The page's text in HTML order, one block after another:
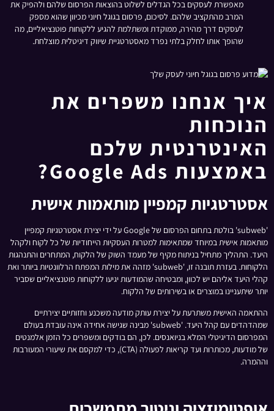
שהופך אותו לחלק בלתי נפרד מאסטרטגיית שיווק דיגיטלית מוצלחת.
איך אנחנו משפרים את
הנוכחות
האינטרנטית שלכם
באמצעות Google Ads?
אסטרטגיות קמפיין מותאמות אישית
'subweb' בולטת בתחום הפרסום של Google על ידי יצירת אסטרטגיות קמפיין
מותאמות אישית במיוחד שמתאימות למטרות העסקיות הייחודיות של כל לקוח ולקהל
היעד. התהליך מתחיל בניתוח מקיף של מעמד השוק של הלקוח, המתחרים והתנהגות
הלקוחות. בעזרת תובנה זו, 'subweb' מזהה את מילות המפתח הרלוונטיות ביותר ואת
קהלי היעד אליהם יש לכוון, ומבטיחה שהמודעות יגיעו ללקוחות פוטנציאליים שסביר
יותר שיתעניינו במוצרים או בשירותים של הלקוח.
ההתאמה האישית משתרעת על יצירת עותק מודעה משכנע וחזותיים יצירתיים
שמהדהדים עם קהל היעד. 'subweb' מבינה שגישה אחידה אינה עובדת בעולם
המפרסום הדיגיטלי המלא בניואנסים. לכן, הם בודקים ומשפרים כל הזמן אלמנטים
של מודעות, מכותרות ועד קריאות לפעולה (CTA), כדי למקסם את שיעורי המעורבות
וההמרה.